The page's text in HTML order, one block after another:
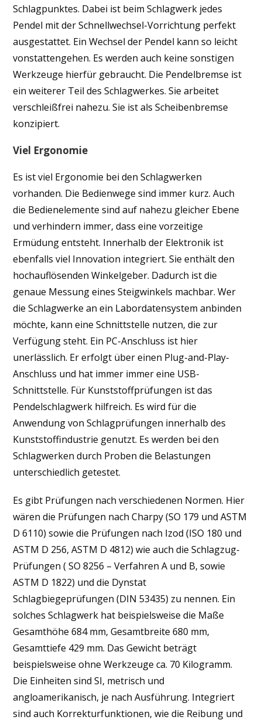
Schlagpunktes. Dabei ist beim Schlagwerk jedes
Pendel mit der Schnellwechsel-Vorrichtung perfekt
ausgestattet. Ein Wechsel der Pendel kann so leicht
vonstattengehen. Es werden auch keine sonstigen
Werkzeuge hierfür gebraucht. Die Pendelbremse ist
ein weiterer Teil des Schlagwerkes. Sie arbeitet
verschleißfrei nahezu. Sie ist als Scheibenbremse
konzipiert.
Viel Ergonomie
Es ist viel Ergonomie bei den Schlagwerken
vorhanden. Die Bedienwege sind immer kurz. Auch
die Bedienelemente sind auf nahezu gleicher Ebene
und verhindern immer, dass eine vorzeitige
Ermüdung entsteht. Innerhalb der Elektronik ist
ebenfalls viel Innovation integriert. Sie enthält den
hochauflösenden Winkelgeber. Dadurch ist die
genaue Messung eines Steigwinkels machbar. Wer
die Schlagwerke an ein Labordatensystem anbinden
möchte, kann eine Schnittstelle nutzen, die zur
Verfügung steht. Ein PC-Anschluss ist hier
unerlässlich. Er erfolgt über einen Plug-and-Play-
Anschluss und hat immer immer eine USB-
Schnittstelle. Für Kunststoffprüfungen ist das
Pendelschlagwerk hilfreich. Es wird für die
Anwendung von Schlagprüfungen innerhalb des
Kunststoffindustrie genutzt. Es werden bei den
Schlagwerken durch Proben die Belastungen
unterschiedlich getestet.
Es gibt Prüfungen nach verschiedenen Normen. Hier
wären die Prüfungen nach Charpy (SO 179 und ASTM
D 6110) sowie die Prüfungen nach Izod (ISO 180 und
ASTM D 256, ASTM D 4812) wie auch die Schlagzug-
Prüfungen ( SO 8256 – Verfahren A und B, sowie
ASTM D 1822) und die Dynstat
Schlagbiegeprüfungen (DIN 53435) zu nennen. Ein
solches Schlagwerk hat beispielsweise die Maße
Gesamthöhe 684 mm, Gesamtbreite 680 mm,
Gesamttiefe 429 mm. Das Gewicht beträgt
beispielsweise ohne Werkzeuge ca. 70 Kilogramm.
Die Einheiten sind SI, metrisch und
angloamerikanisch, je nach Ausführung. Integriert
sind auch Korrekturfunktionen, wie die Reibung und